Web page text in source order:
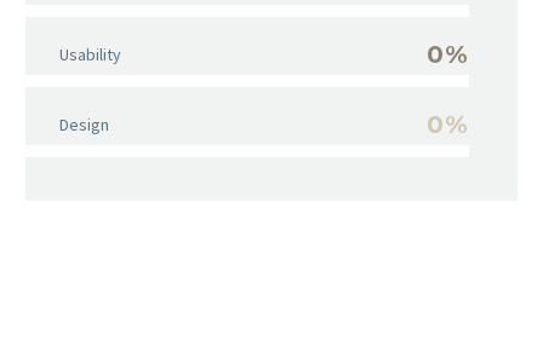
Usability 0%
Design 0%